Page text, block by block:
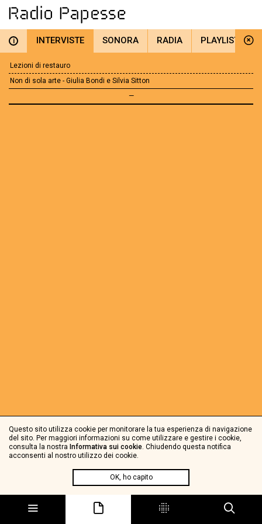
i INTERVISTE SONORA RADIA PLAYLIST
Lezioni di restauro
Non di sola arte - Giulia Bondi e Silvia Sitton
—
Questo sito utilizza cookie per monitorare la tua esperienza di navigazione
del sito. Per maggiori informazioni su come utilizzare e gestire i cookie,
consulta la nostra Informativa sui cookie. Chiudendo questa notifica
acconsenti al nostro utilizzo dei cookie.
OK, ho capito